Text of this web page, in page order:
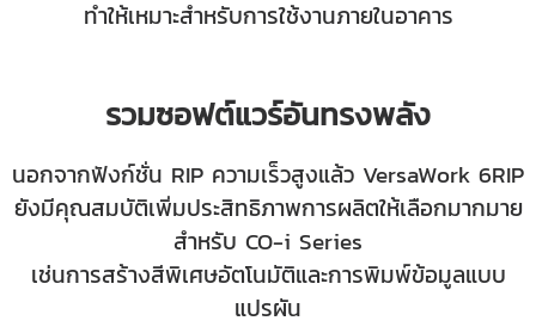
ทำให้เหมาะสำหรับการใช้งานภายในอาคาร
รวมซอฟต์แวร์อันทรงพลัง
นอกจากฟังก์ชั่น RIP ความเร็วสูงแล้ว VersaWork 6RIP
ยังมีคุณสมบัติเพิ่มประสิทธิภาพการผลิตให้เลือกมากมาย
สำหรับ CO-i Series
เช่นการสร้างสีพิเศษอัตโนมัติและการพิมพ์ข้อมูลแบบ
แปรผัน